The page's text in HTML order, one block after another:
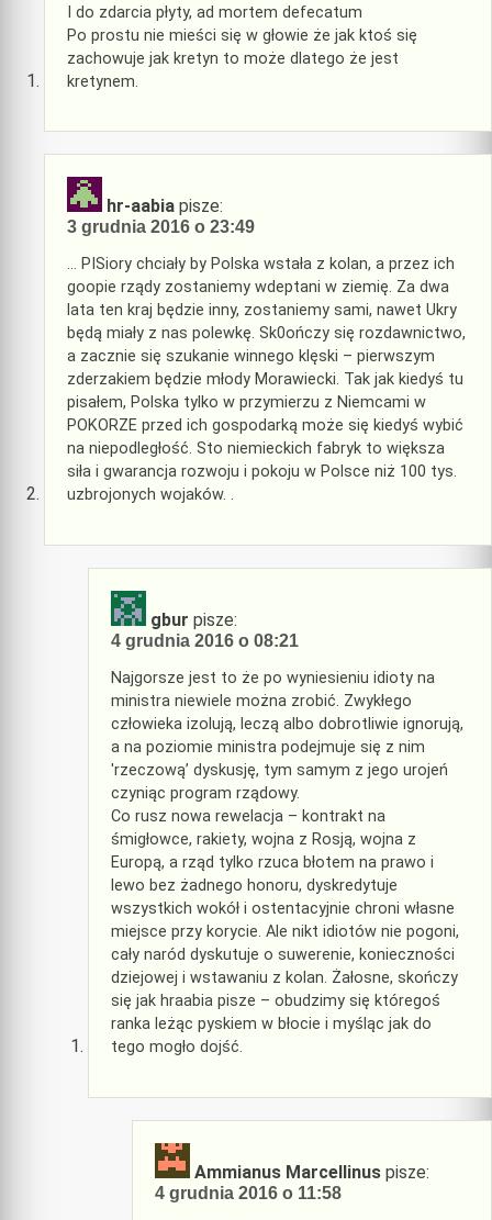
I do zdarcia płyty, ad mortem defecatum
Po prostu nie mieści się w głowie że jak ktoś się
zachowuje jak kretyn to może dlatego że jest
kretynem.
hr-aabia pisze:
3 grudnia 2016 o 23:49
… PISiory chciały by Polska wstała z kolan, a przez ich
goopie rządy zostaniemy wdeptani w ziemię. Za dwa
lata ten kraj będzie inny, zostaniemy sami, nawet Ukry
będą miały z nas polewkę. Sk0ończy się rozdawnictwo,
a zacznie się szukanie winnego klęski – pierwszym
zderzakiem będzie młody Morawiecki. Tak jak kiedyś tu
pisałem, Polska tylko w przymierzu z Niemcami w
POKORZE przed ich gospodarką może się kiedyś wybić
na niepodległość. Sto niemieckich fabryk to większa
siła i gwarancja rozwoju i pokoju w Polsce niż 100 tys.
uzbrojonych wojaków. .
gbur pisze:
4 grudnia 2016 o 08:21
Najgorsze jest to że po wyniesieniu idioty na
ministra niewiele można zrobić. Zwykłego
człowieka izolują, leczą albo dobrotliwie ignorują,
a na poziomie ministra podejmuje się z nim
'rzeczową’ dyskusję, tym samym z jego urojeń
czyniąc program rządowy.
Co rusz nowa rewelacja – kontrakt na
śmigłowce, rakiety, wojna z Rosją, wojna z
Europą, a rząd tylko rzuca błotem na prawo i
lewo bez żadnego honoru, dyskredytuje
wszystkich wokół i ostentacyjnie chroni własne
miejsce przy korycie. Ale nikt idiotów nie pogoni,
cały naród dyskutuje o suwerenie, konieczności
dziejowej i wstawaniu z kolan. Żałosne, skończy
się jak hraabia pisze – obudzimy się któregoś
ranka leżąc pyskiem w błocie i myśląc jak do
tego mogło dojść.
Ammianus Marcellinus pisze:
4 grudnia 2016 o 11:58